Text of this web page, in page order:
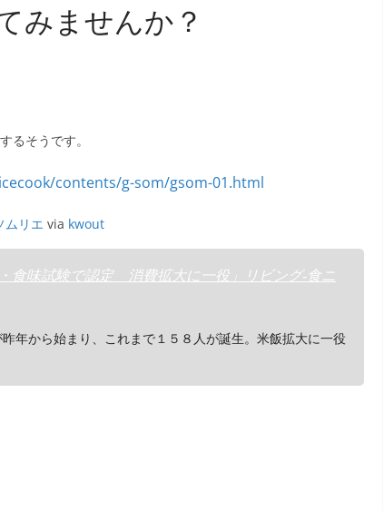
みませんか？
るそうです。
ムリエ via kwout
食味試験で認定 消費拡大に一役」リビング‐食ニ
年から始まり、これまで１５８人が誕生。米飯拡大に一役